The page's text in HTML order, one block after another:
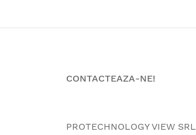
CONTACTEAZA-NE!
PROTECHNOLOGY VIEW SRL